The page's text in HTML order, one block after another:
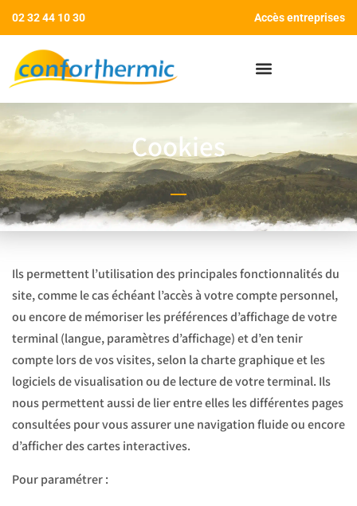
02 32 44 10 30 Accès entreprises
Cookies
Ils permettent l’utilisation des principales fonctionnalités du
site, comme le cas échéant l’accès à votre compte personnel,
ou encore de mémoriser les préférences d’affichage de votre
terminal (langue, paramètres d’affichage) et d’en tenir
compte lors de vos visites, selon la charte graphique et les
logiciels de visualisation ou de lecture de votre terminal. Ils
nous permettent aussi de lier entre elles les différentes pages
consultées pour vous assurer une navigation fluide ou encore
d’afficher des cartes interactives.
Pour paramétrer :